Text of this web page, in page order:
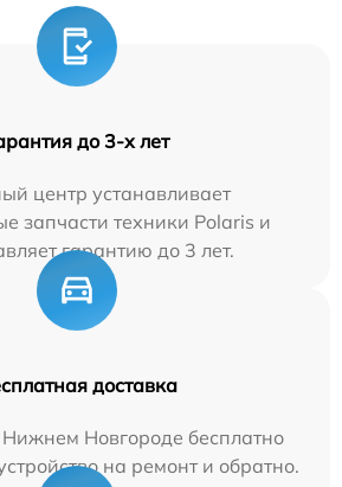
до 3-х лет
центр устанавливает
запчасти техники Polaris и
гарантию до 3 лет.
доставка
Новгороде бесплатно
на ремонт и обратно.